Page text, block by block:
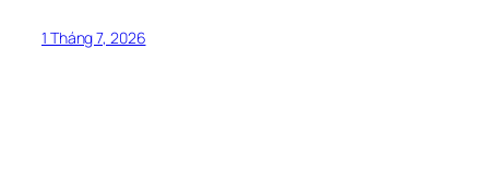
1 Tháng 7, 2026